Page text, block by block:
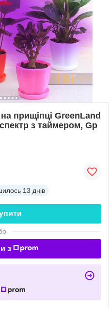
прищіпці GreenLand
з таймером, Gp
13 днів
з